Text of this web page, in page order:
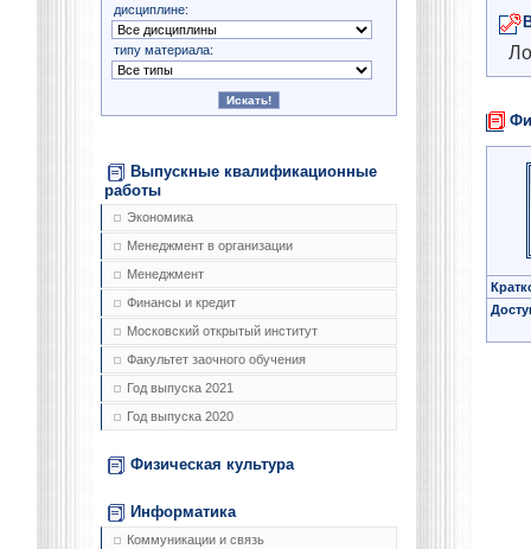
дисциплине:
типу материала:
Выпускные квалификационные
работы
Экономика
Менеджмент в организации
Менеджмент
Финансы и кредит
Московский открытый институт
Факультет заочного обучения
Год выпуска 2021
Год выпуска 2020
Физическая культура
Информатика
Коммуникации и связь